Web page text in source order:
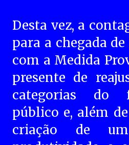
Desta vez, a
para a chegada
com a Medida
presente de
categorias do
público e, além
criação de